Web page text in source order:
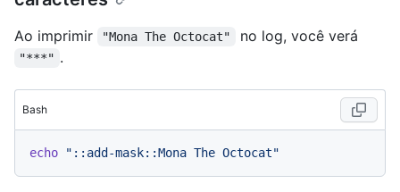
Ao imprimir "Mona The Octocat" no log, você verá
"***" .
Bash
echo "::add-mask::Mona The Octocat"